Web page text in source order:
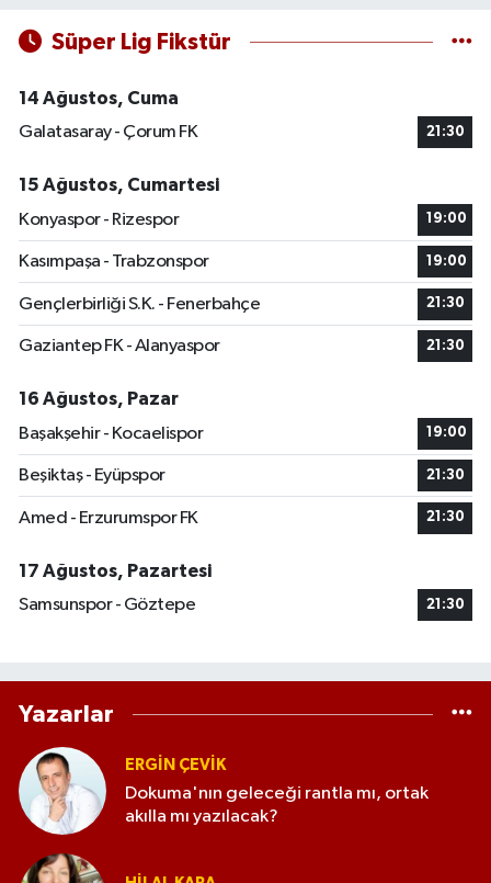
Süper Lig Fikstür
14 Ağustos, Cuma
Galatasaray - Çorum FK
21:30
15 Ağustos, Cumartesi
Konyaspor - Rizespor
19:00
Kasımpaşa - Trabzonspor 19:00
Gençlerbirliği S.K. - Fenerbahçe 21:30
Gaziantep FK - Alanyaspor 21:30
16 Ağustos, Pazar
Başakşehir - Kocaelispor
19:00
Beşiktaş - Eyüpspor 21:30
Amed - Erzurumspor FK 21:30
17 Ağustos, Pazartesi
Samsunspor - Göztepe
21:30
Yazarlar
ERGIN ÇEVİK
Dokuma'nın geleceği rantla mı, ortak
akılla mı yazılacak?